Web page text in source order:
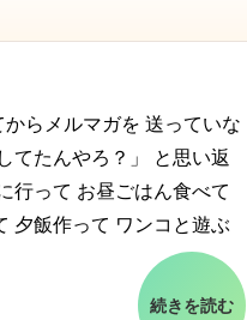
らメルマガを 送っていな
たんやろ？」 と思い返
って お昼ごはん食べて
夕飯作って ワンコと遊ぶ
続きを読む